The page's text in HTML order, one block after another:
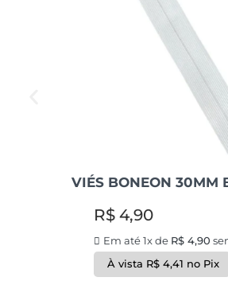
VIÉS BONEON 30MM
R$4,90
Em até 1x de R$4,90
À vista R$ 4,41 no Pix